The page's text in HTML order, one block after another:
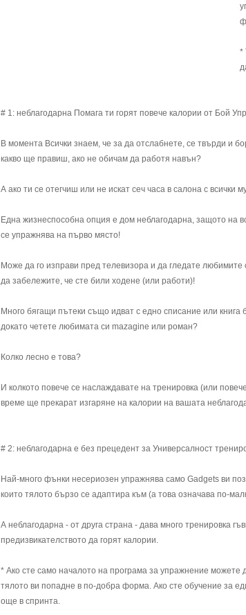
*
# 1: неблагодарна Помага ти горят повече калории от Бой
В момента Всички знаем, че за да отслабнете, се твърди и
какво ще правиш, ако не обичам да работя навън?
А ако ти се отегчиш или не искат сеч часа в салона с всички
Една жизнеспособна опция е дом неблагодарна, защото на
се упражнява на първо място!
Може да го изправи пред телевизора и да гледате
да забележите, че сте били ходене (или работи)!
Много бягащи пътеки също идват с едно списание или
докато четете любимата си mazagine или роман?
Колко лесно е това?
И колкото повече се наслаждавате на тренировка (или
време ще прекарат изгаряне на калории на вашата
# 2: неблагодарна е без прецедент за Универсалност
Най-много фънки несериозен упражнява само Gadgets ви
които тялото бързо се адаптира към (а това означава по-
А неблагодарна - от друга страна - дава много тренировка
предизвикателството да горят калории.
* Ако сте само началото на програма за упражнение можете
тялото ви попадне в по-добра форма. Ако сте обучение за
още в спринта.